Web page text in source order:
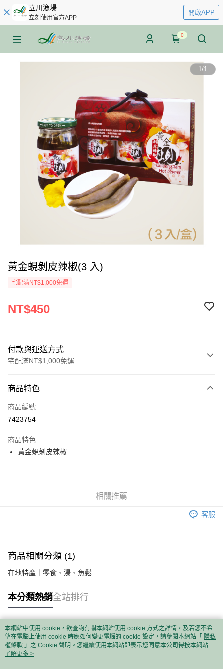
立川漁場
立刻使用官方APP
開啟APP
0
1/1
黃金蜆剝皮辣椒(3 入)
宅配滿NT$1,000免運
NT$450
付款與運送方式
宅配滿NT$1,000免運
信用卡一次付款
LINE Pay
街口支付
每筆NT$100，滿NT$1,000(含以上)免運費
商品特色
商品編號
7423754
商品特色
黃金蜆剝皮辣椒
相關推薦
客服
商品相關分類 (1)
在地特產｜零食、湯、魚鬆
本分類熱銷全站排行
熱門標籤
本網站中使用 cookie，欲查詢有關本網站使用 cookie 方式之詳情，及若您不希
望在電腦上使用 cookie 時應如何變更電腦的 cookie 設定，請參閱本網站「 隱私
權條款 」之 Cookie 聲明。您繼續使用本網站即表示您同意本公司得按本網站使
用條款之 Cookie 聲明使用 cookie。
了解更多 >